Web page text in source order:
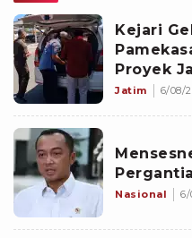
Kejari
Proyek
Milliar
Jatim 6/08/
Nasional 6/